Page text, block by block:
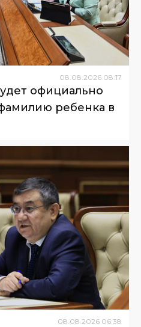
08.08.2026 08:17
официально
ребенка в
08.08.2026 06:38